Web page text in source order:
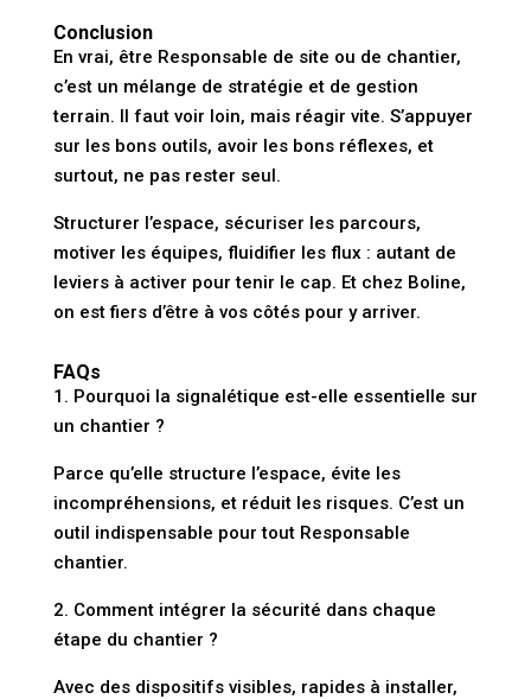
Conclusion
En vrai, être Responsable de site ou de chantier,
c’est un mélange de stratégie et de gestion
terrain. Il faut voir loin, mais réagir vite. S’appuyer
sur les bons outils, avoir les bons réflexes, et
surtout, ne pas rester seul.
Structurer l’espace, sécuriser les parcours,
motiver les équipes, fluidifier les flux : autant de
leviers à activer pour tenir le cap. Et chez Boline,
on est fiers d’être à vos côtés pour y arriver.
FAQs
1. Pourquoi la signalétique est-elle essentielle sur
un chantier ?
Parce qu’elle structure l’espace, évite les
incompréhensions, et réduit les risques. C’est un
outil indispensable pour tout Responsable
chantier.
2. Comment intégrer la sécurité dans chaque
étape du chantier ?
Avec des dispositifs visibles, rapides à installer,